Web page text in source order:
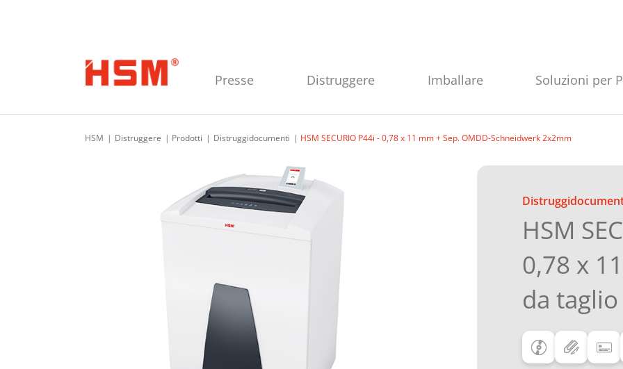
Presse Distruggere Imballare Soluzioni per
HSM Distruggere Prodotti Distruggidocumenti HSM SECURIO P44i - 0,78 x 11 mm + Sep. OMDD-Schneidwerk 2x2mm
HSM
0,78 x
da